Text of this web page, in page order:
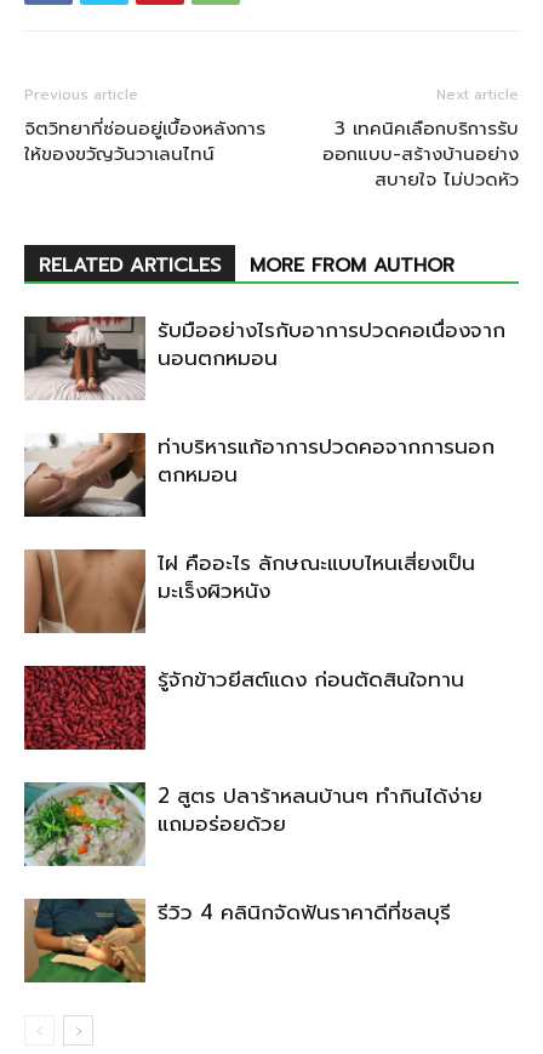
Previous article
จิตวิทยาที่ซ่อนอยู่เบื้องหลังการ
ให้ของขวัญวันวาเลนไทน์
Next article
3 เทคนิคเลือกบริการรับ
ออกแบบ-สร้างบ้านอย่าง
สบายใจ ไม่ปวดหัว
RELATED ARTICLES MORE FROM AUTHOR
รับมืออย่างไรกับอาการปวดคอเนื่องจาก
นอนตกหมอน
ท่าบริหารแก้อาการปวดคอจากการนอก
ตกหมอน
ไฝ คืออะไร ลักษณะแบบไหนเสี่ยงเป็น
มะเร็งผิวหนัง
รู้จักข้าวยีสต์แดง ก่อนตัดสินใจทาน
2 สูตร ปลาร้าหลนบ้านๆ ทำกินได้ง่าย
แถมอร่อยด้วย
รีวิว 4 คลินิกจัดฟันราคาดีที่ชลบุรี